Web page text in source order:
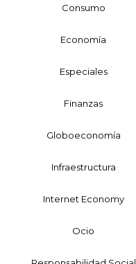
Consumo
Economía
Especiales
Finanzas
Globoeconomía
Infraestructura
Internet Economy
Ocio